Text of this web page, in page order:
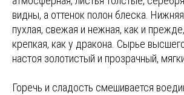
видны, а оттенок полон блеска.
пухлая, свежая и нежная, как и
крепкая, как у дракона. Сырье
настоя золотистый и прозрачный,
Горечь и сладость смешивается